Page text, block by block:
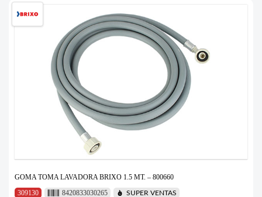
GOMA TOMA LAVADORA BRIXO 1.5 MT. – 800660
309130
8420833030265 SUPER VENTAS